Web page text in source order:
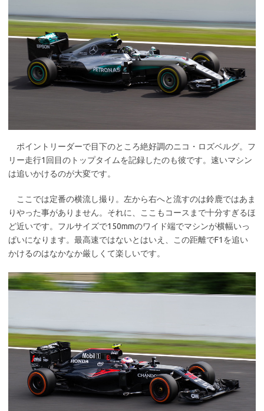
ポイントリーダーで目下のところ絶好調のニコ・ロズベルグ。フ
リー走行1回目のトップタイムを記録したのも彼です。速いマシン
は追いかけるのが大変です。
ここでは定番の横流し撮り。左から右へと流すのは鈴鹿ではあま
りやった事がありません。それに、ここもコースまで十分すぎるほ
ど近いです。フルサイズで150mmのワイド端でマシンが横幅いっ
ぱいになります。最高速ではないとはいえ、この距離でF1を追い
かけるのはなかなか厳しくて楽しいです。